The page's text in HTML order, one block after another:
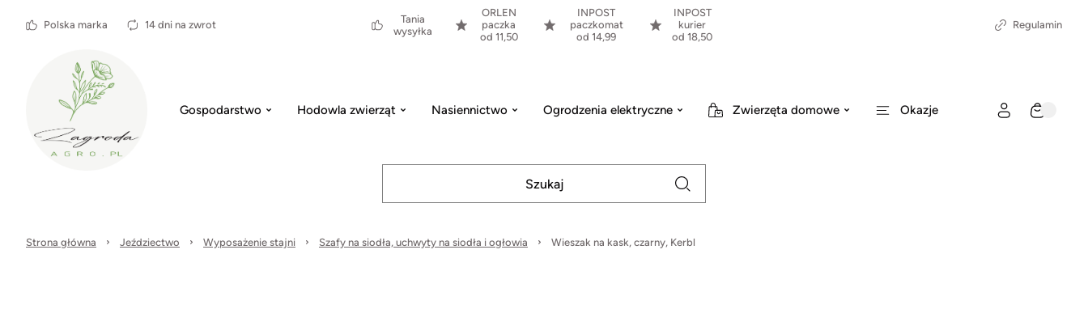
Polska marka 14 dni na zwrot
Tania
wysyłka
ORLEN
paczka
od 11,50
INPOST
paczkomat
od 14,99
INPOST
kurier
od 18,50
Regulamin
Gospodarstwo Hodowla zwierząt Nasiennictwo Ogrodzenia elektryczne Zwierzęta domowe Okazje
Strona główna Jeździectwo Wyposażenie stajni Szafy na siodła, uchwyty na siodła i ogłowia Wieszak na kask, czarny, Kerbl